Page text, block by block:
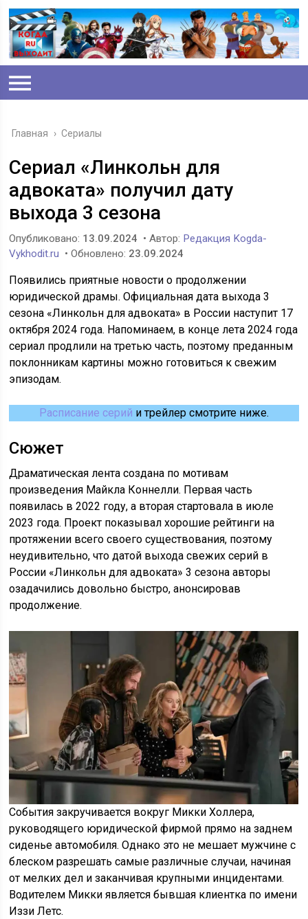
Главная › Сериалы
Сериал «Линкольн для
адвоката» получил дату
выхода 3 сезона
Опубликовано: 13.09.2024 • Автор: Редакция Kogda-
Vykhodit.ru • Обновлено: 23.09.2024
Появились приятные новости о продолжении
юридической драмы. Официальная дата выхода 3
сезона «Линкольн для адвоката» в России наступит 17
октября 2024 года. Напоминаем, в конце лета 2024 года
сериал продлили на третью часть, поэтому преданным
поклонникам картины можно готовиться к свежим
эпизодам.
Расписание серий и трейлер смотрите ниже.
Сюжет
Драматическая лента создана по мотивам
произведения Майкла Коннелли. Первая часть
появилась в 2022 году, а вторая стартовала в июле
2023 года. Проект показывал хорошие рейтинги на
протяжении всего своего существования, поэтому
неудивительно, что датой выхода свежих серий в
России «Линкольн для адвоката» 3 сезона авторы
озадачились довольно быстро, анонсировав
продолжение.
События закручивается вокруг Микки Холлера,
руководящего юридической фирмой прямо на заднем
сиденье автомобиля. Однако это не мешает мужчине с
блеском разрешать самые различные случаи, начиная
от мелких дел и заканчивая крупными инцидентами.
Водителем Микки является бывшая клиентка по имени
Иззи Летс.